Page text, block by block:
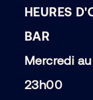
HEURES
BAR
Mercredi
23h00